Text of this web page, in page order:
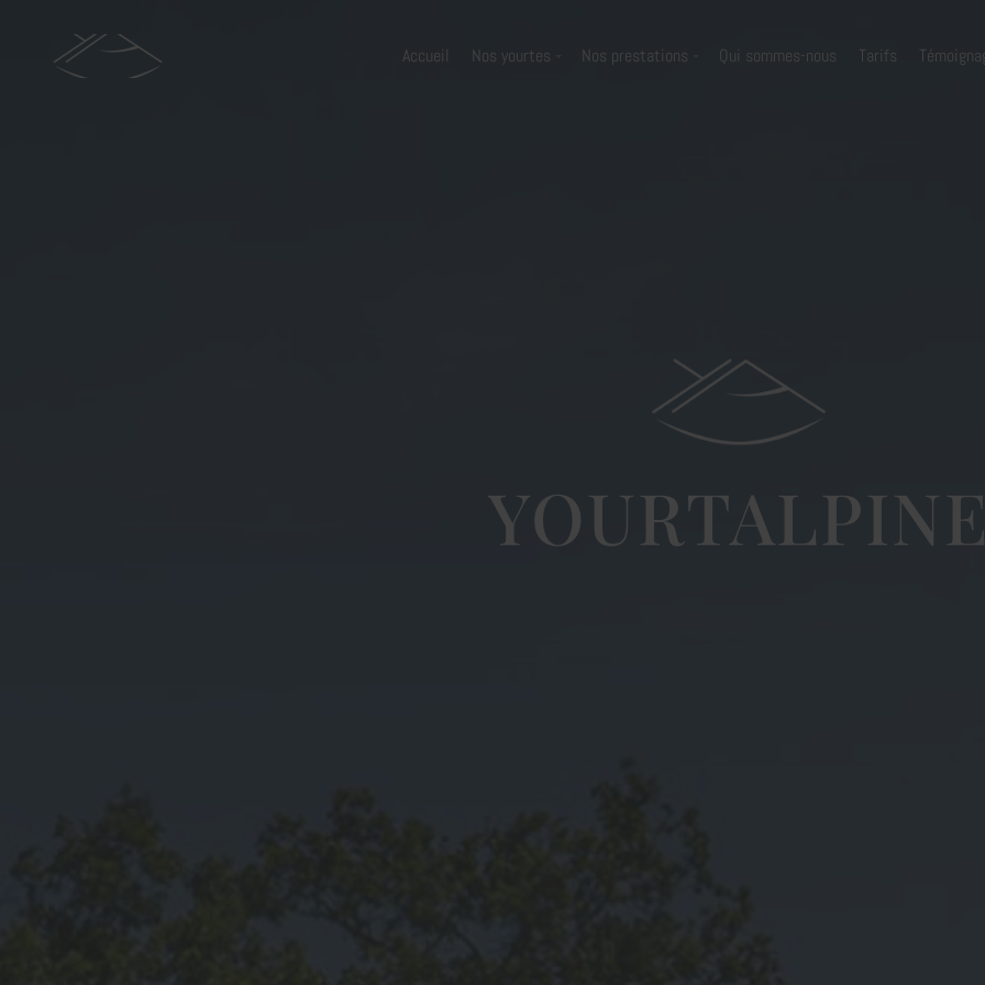
Accueil Nos yourtes Nos prestations Qui sommes-nous Tarifs